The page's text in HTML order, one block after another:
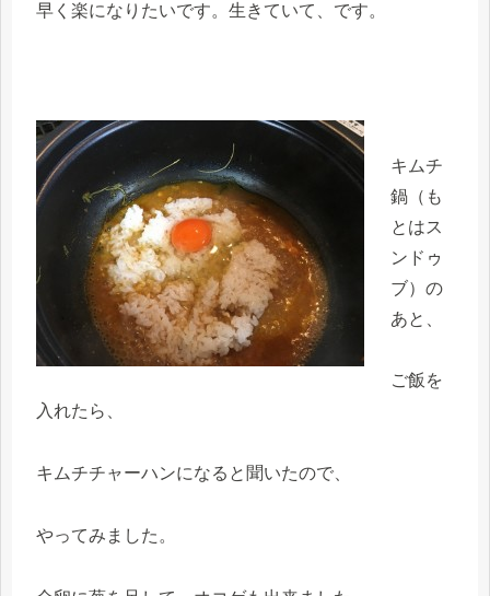
早く楽になりたいです。生きていて、です。
キムチ
鍋（も
とはス
ンドゥ
ブ）の
あと、
ご飯を
入れたら、
キムチチャーハンになると聞いたので、
やってみました。